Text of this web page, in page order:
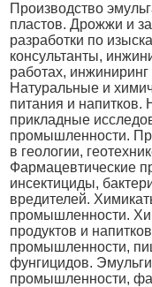
Производство
пластов. Дрожжи и
разработки по
консультанты,
работах,
Натуральные и
питания и
прикладные
промышленности.
в геологии,
Фармацевтические
инсектициды,
вредителей.
промышленности.
продуктов и
промышленности,
фунгицидов.
промышленности,